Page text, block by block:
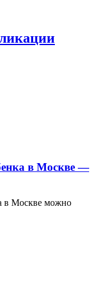
в Москве —
в Москве можно